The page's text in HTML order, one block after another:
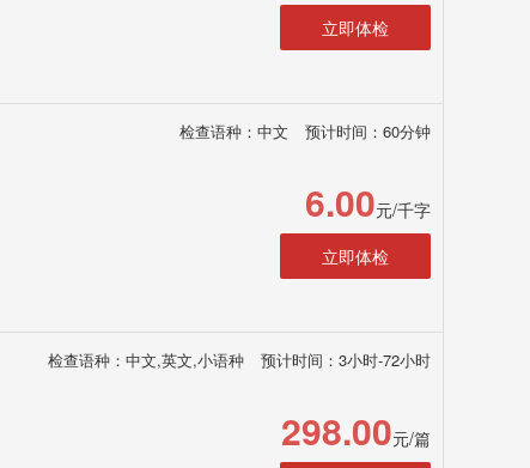
立即体检
检查语种：中文 预计时间：60分钟
6.00元/千字
立即体检
检查语种：中文,英文,小语种 预计时间：3小时-72小时
298.00元/篇